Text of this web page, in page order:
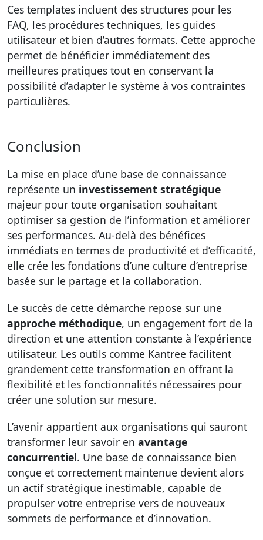
Ces templates incluent des structures pour les
FAQ, les procédures techniques, les guides
utilisateur et bien d’autres formats. Cette approche
permet de bénéficier immédiatement des
meilleures pratiques tout en conservant la
possibilité d’adapter le système à vos contraintes
particulières.
Conclusion
La mise en place d’une base de connaissance
représente un investissement stratégique
majeur pour toute organisation souhaitant
optimiser sa gestion de l’information et améliorer
ses performances. Au-delà des bénéfices
immédiats en termes de productivité et d’efficacité,
elle crée les fondations d’une culture d’entreprise
basée sur le partage et la collaboration.
Le succès de cette démarche repose sur une
approche méthodique, un engagement fort de la
direction et une attention constante à l’expérience
utilisateur. Les outils comme Kantree facilitent
grandement cette transformation en offrant la
flexibilité et les fonctionnalités nécessaires pour
créer une solution sur mesure.
L’avenir appartient aux organisations qui sauront
transformer leur savoir en avantage
concurrentiel. Une base de connaissance bien
conçue et correctement maintenue devient alors
un actif stratégique inestimable, capable de
propulser votre entreprise vers de nouveaux
sommets de performance et d’innovation.